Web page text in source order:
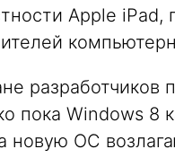
Apple iPad,
разработчиков
пока Windows 8
новую ОС